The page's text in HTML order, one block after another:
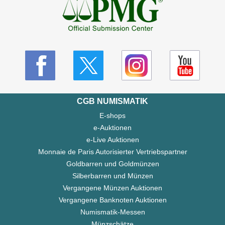
CGB NUMISMATIK
E-shops
e-Auktionen
e-Live Auktionen
Monnaie de Paris Autorisierter Vertriebspartner
Goldbarren und Goldmünzen
Silberbarren und Münzen
Vergangene Münzen Auktionen
Vergangene Banknoten Auktionen
Numismatik-Messen